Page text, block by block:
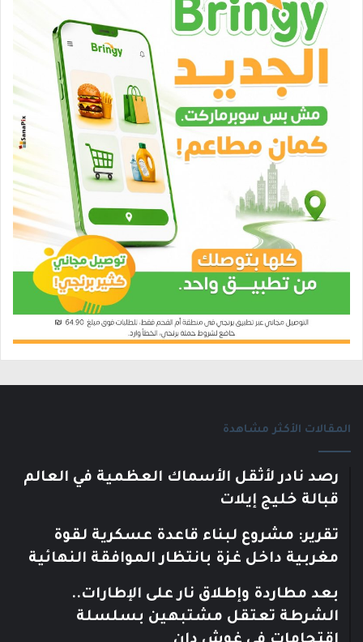
المقالات الأكثر مشاهدة
رصد نادر لأثقل الأسماك العظمية في العالم
قبالة خليج إيلات
تقرير: مشروع لبناء قاعدة عسكرية لقوة
مغربية داخل غزة بانتظار الموافقة النهائية
بعد مطاردة وإطلاق نار على الإطارات..
الشرطة تعتقل مشتبهين بسلسلة